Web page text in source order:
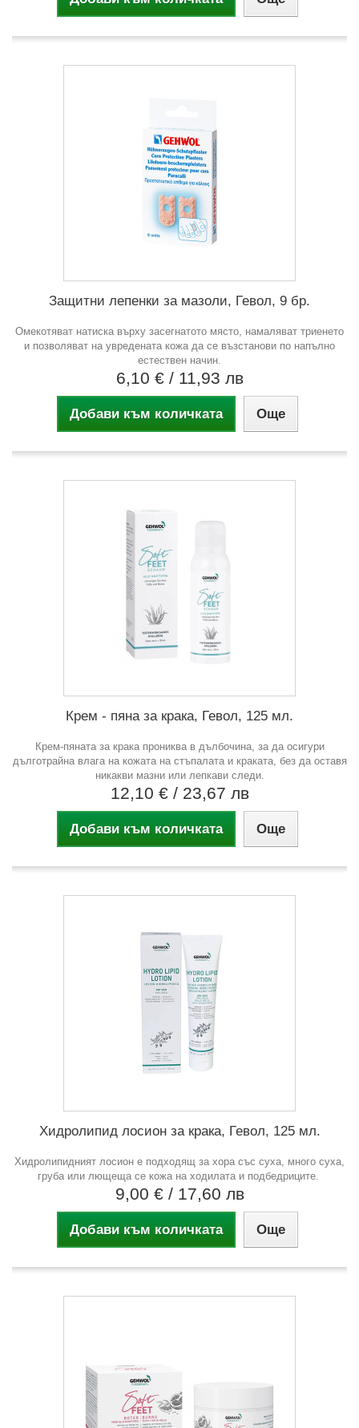
Защитни лепенки за мазоли, Гевол, 9 бр.
Омекотяват натиска върху засегнатото място, намаляват триенето
и позволяват на увредената кожа да се възстанови по напълно
естествен начин.
6,10 € / 11,93 лв
Добави към количката Още
Крем - пяна за крака, Гевол, 125 мл.
Крем-пяната за крака прониква в дълбочина, за да осигури
дълготрайна влага на кожата на стъпалата и краката, без да оставя
никакви мазни или лепкави следи.
12,10 € / 23,67 лв
Добави към количката Още
Хидролипид лосион за крака, Гевол, 125 мл.
Хидролипидният лосион е подходящ за хора със суха, много суха,
груба или лющеща се кожа на ходилата и подбедриците.
9,00 € / 17,60 лв
Добави към количката Още